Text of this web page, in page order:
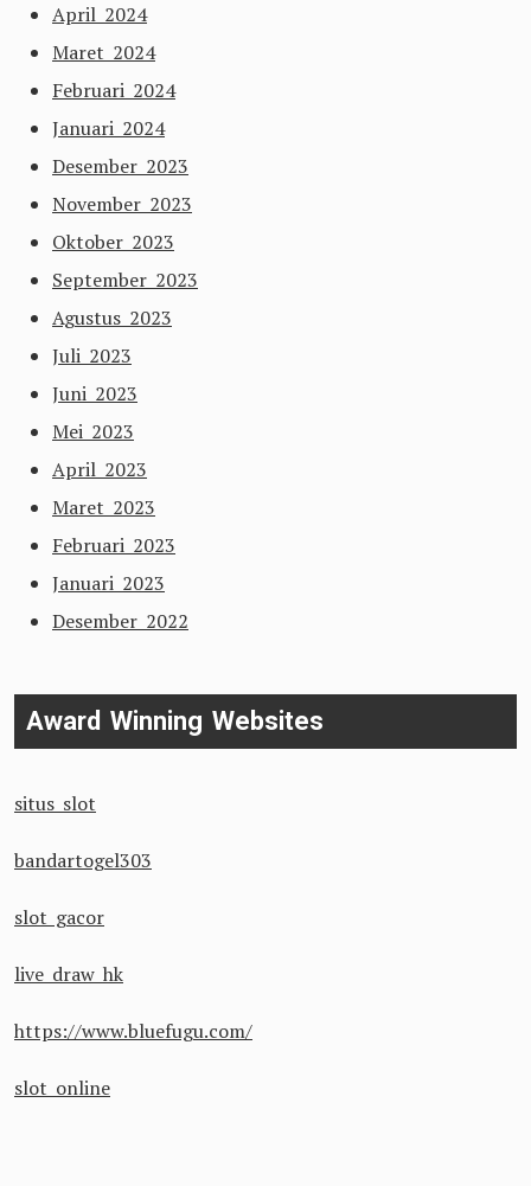
April 2024
Maret 2024
Februari 2024
Januari 2024
Desember 2023
November 2023
Oktober 2023
September 2023
Agustus 2023
Juli 2023
Juni 2023
Mei 2023
April 2023
Maret 2023
Februari 2023
Januari 2023
Desember 2022
Award Winning Websites
situs slot
bandartogel303
slot gacor
live draw hk
https://www.bluefugu.com/
slot online